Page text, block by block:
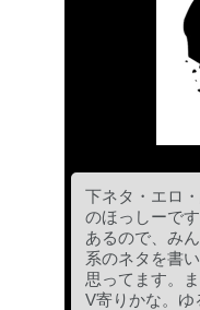
下ネタ・エロ
のほっしーで
あるので、み
系のネタを書
思ってます。
V寄りかな。ゆ